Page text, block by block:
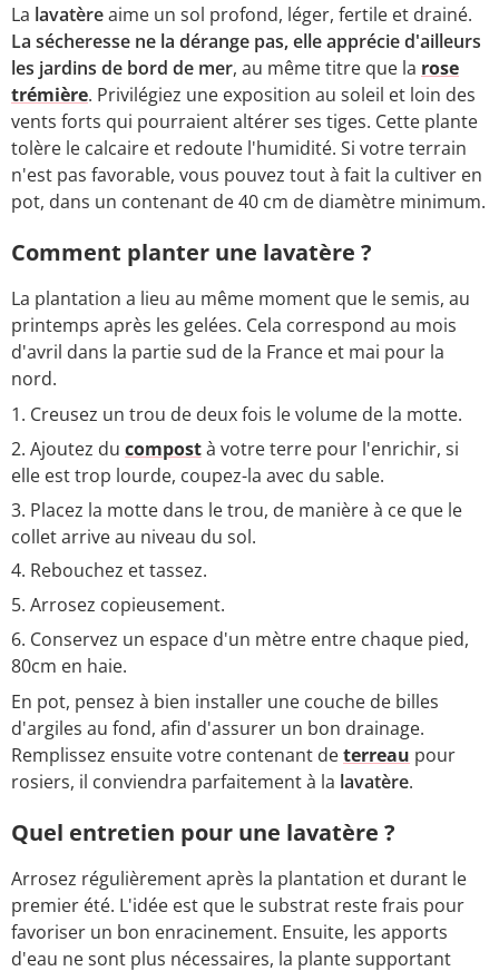
La lavatèreaime un sol profond, léger, fertile et drainé.
La sécheresse ne la dérange pas, elle apprécie d'ailleurs
les jardins de bord de mer, au même titre que la rose
trémière. Privilégiez une exposition au soleil et loin des
vents forts qui pourraient altérer ses tiges. Cette plante
tolère le calcaire et redoute l'humidité. Si votre terrain
n'est pas favorable, vous pouvez tout à fait la cultiver en
pot, dans un contenant de 40 cm de diamètre minimum.
Comment planter une lavatère ?
La plantation a lieu au même moment que le semis, au
printemps après les gelées. Cela correspond au mois
d'avril dans la partie sud de la France et mai pour la
nord.
Creusez un trou de deux fois le volume de la motte.
Ajoutez du compostà votre terre pour l'enrichir, si
elle est trop lourde, coupez-la avec du sable.
Placez la motte dans le trou, de manière à ce que le
collet arrive au niveau du sol.
Rebouchez et tassez.
Arrosez copieusement.
Conservez un espace d'un mètre entre chaque pied,
80cm en haie.
En pot, pensez à bien installer une couche de billes
d'argiles au fond, afin d'assurer un bon drainage.
Remplissez ensuite votre contenant deterreau pour
rosiers, il conviendra parfaitement à la lavatère.
Quel entretien pour une lavatère ?
Arrosez régulièrement après la plantation et durant le
premier été. L'idée est que le substrat reste frais pour
favoriser un bon enracinement. Ensuite, les apports
d'eau ne sont plus nécessaires, la plante supportant